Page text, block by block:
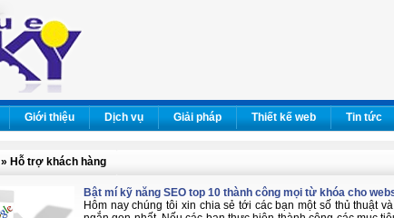
Giới thiệu Dịch vụ Giải pháp Thiết kế web Tin tức
» Hỗ trợ khách hàng
Bật mí kỹ năng SEO top 10 thành công mọi từ khóa cho
Hôm nay chúng tôi xin chia sẻ tới các bạn một số thủ thuật